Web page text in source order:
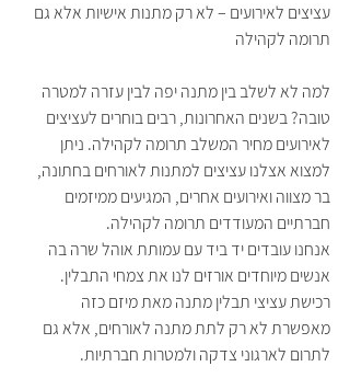
עציצים לאירועים – לא רק מתנות אישיות אלא גם
תרומה לקהילה
למה לא לשלב בין מתנה יפה לבין עזרה למטרה
טובה? בשנים האחרונות, רבים בוחרים לעציצים
לאירועים מחיר המשלב תרומה לקהילה. ניתן
למצוא אצלנו עציצים למתנות לאורחים בחתונה,
בר מצווה ואירועים אחרים, המגיעים ממיזמים
חברתיים המעודדים תרומה לקהילה.
אנחנו עובדים יד ביד עם עמותת אוהל שרה בה
אנשים מיוחדים אורזים לנו את צמחי התבלין.
רכישת עציצי תבלין מתנה מאת מיזם כזה
מאפשרת לא רק לתת מתנה לאורחים, אלא גם
לתרום לארגוני צדקה ולמטרות חברתיות.